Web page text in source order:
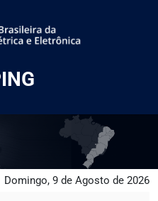
Domingo, 9 de Agosto de 2026